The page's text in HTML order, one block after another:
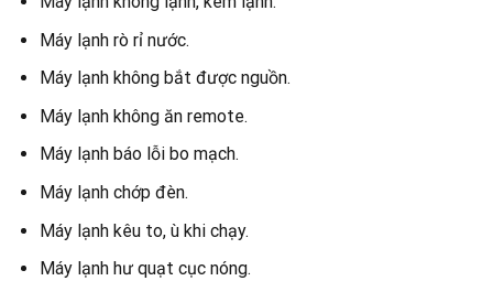
Máy lạnh rò rỉ nước.
Máy lạnh không bắt được nguồn.
Máy lạnh không ăn remote.
Máy lạnh báo lỗi bo mạch.
Máy lạnh chớp đèn.
Máy lạnh kêu to, ù khi chạy.
Máy lạnh hư quạt cục nóng.